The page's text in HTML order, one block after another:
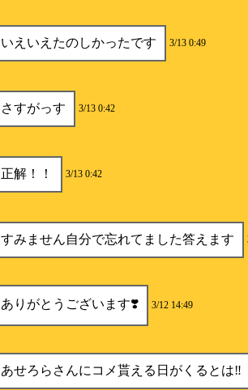
いえいえたのしかったです 3/13 0:49
さすがっす 3/13 0:42
正解！！ 3/13 0:42
すみません自分で忘れてました答えます
ありがとうございます❣️ 3/12 14:49
あせろらさんにコメ貰える日がくるとは‼︎